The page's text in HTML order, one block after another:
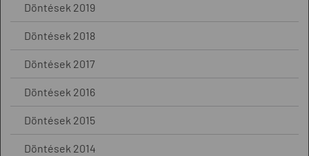
Döntések 2019
Döntések 2018
Döntések 2017
Döntések 2016
Döntések 2015
Döntések 2014